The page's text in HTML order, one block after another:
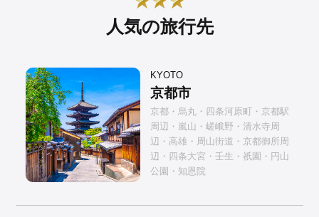
人気の旅行先
KYOTO
京都市
京都・烏丸・四条河原町・京都駅
周辺・嵐山・嵯峨野・清水寺周
辺・高雄・周山街道・京都御所周
辺・四条大宮・壬生・祇園・円山
公園・知恩院